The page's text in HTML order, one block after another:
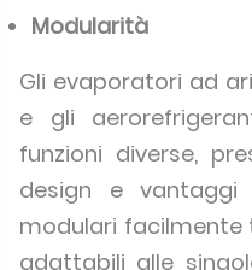
Modularità
Gli evaporatori ad
e gli
funzioni diverse,
design e vantaggi
modulari facilmente
adattabili alle